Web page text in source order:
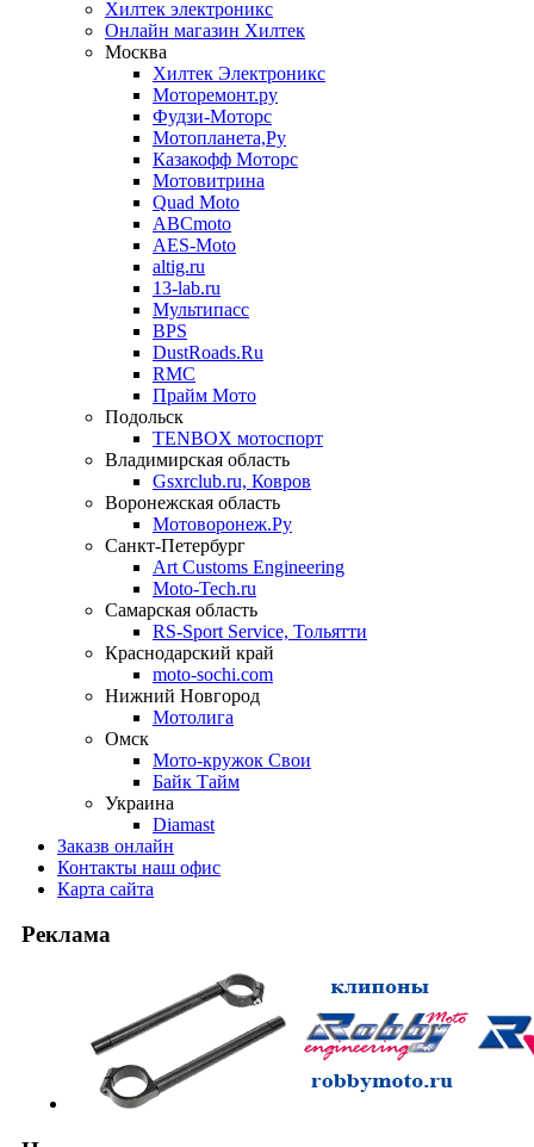
Хилтек электроникс
Онлайн магазин Хилтек
Москва
Хилтек Электроникс
Моторемонт.ру
Фудзи-Моторс
Мотопланета,Ру
Казакофф Моторс
Мотовитрина
Quad Moto
ABCmoto
AES-Moto
altig.ru
13-lab.ru
Мультипасс
BPS
DustRoads.Ru
RMC
Прайм Мото
Подольск
TENBOX мотоспорт
Владимирская область
Gsxrclub.ru, Ковров
Воронежская область
Мотоворонеж.Ру
Санкт-Петербург
Art Customs Engineering
Moto-Tech.ru
Самарская область
RS-Sport Service, Тольятти
Краснодарский край
moto-sochi.com
Нижний Новгород
Мотолига
Омск
Мото-кружок Свои
Байк Тайм
Украина
Diamast
Заказв онлайн
Контакты наш офис
Карта сайта
Реклама